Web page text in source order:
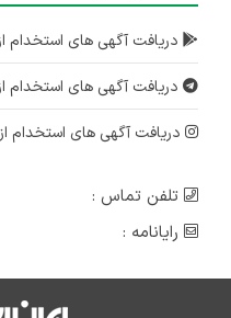
دریافت آگهی های استخدام
دریافت آگهی های استخدام
دریافت آگهی های استخدام
تلفن تماس :
رایانامه :